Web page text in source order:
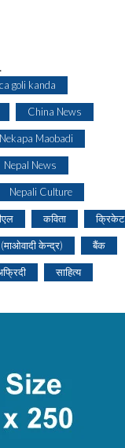
goli kanda
China News
Nekapa Maobadi
Nepal News
Nepali Culture
कविता क्रिकेट
केन्द्र) बैंक
साहित्य